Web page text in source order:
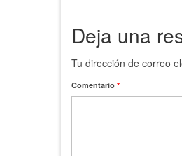
Deja una
Tu dirección de correo
Comentario *